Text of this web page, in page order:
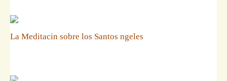
La Meditacin sobre los Santos ngeles